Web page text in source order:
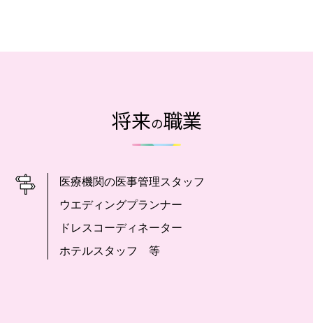
将来の職業
医療機関の医事管理スタッフ
ウエディングプランナー
ドレスコーディネーター
ホテルスタッフ 等